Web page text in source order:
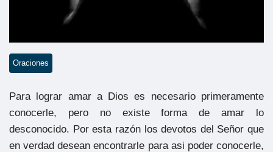
Oraciones
Para lograr amar a Dios es necesario primeramente
conocerle, pero no existe forma de amar lo
desconocido. Por esta razón los devotos del Señor que
en verdad desean encontrarle para asi poder conocerle,